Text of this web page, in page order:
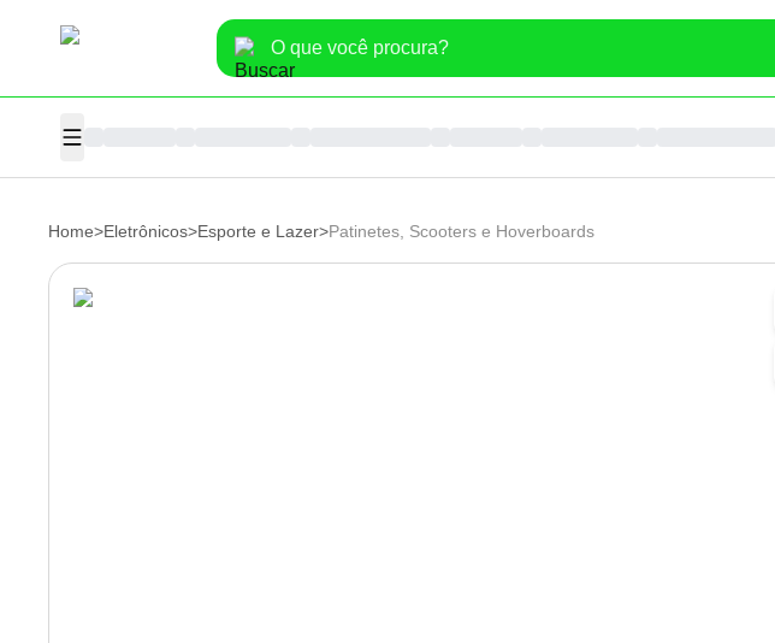
Home>Eletrônicos>Esporte e Lazer>Patinetes, Scooters e Hoverboards